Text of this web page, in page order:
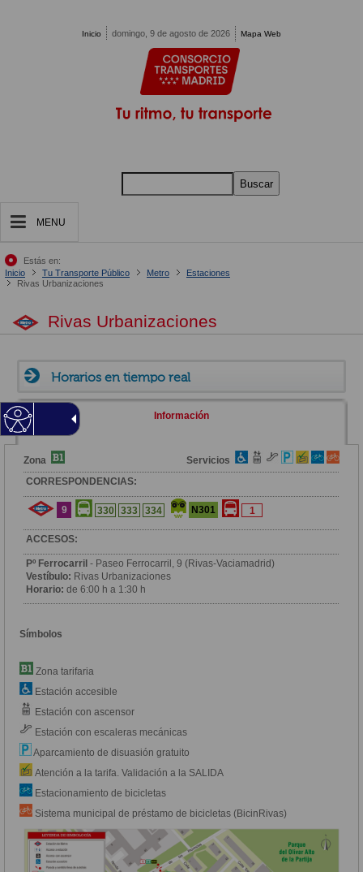
Inicio domingo, 9 de agosto de 2026 Mapa Web
Buscar
MENU
Estás en:
Inicio
Tu Transporte Público Metro
Estaciones
Rivas Urbanizaciones
Rivas Urbanizaciones
Horarios en tiempo real
Información
Zona
Servicios
CORRESPONDENCIAS:
9 330 333 334 N301 1
ACCESOS:
Pº Ferrocarril - Paseo Ferrocarril, 9 (Rivas-Vaciamadrid)
Vestíbulo: Rivas Urbanizaciones
Horario: de 6:00 h a 1:30 h
Símbolos
Zona tarifaria
Estación accesible
Estación con ascensor
Estación con escaleras mecánicas
Aparcamiento de disuasión gratuito
Atención a la tarifa. Validación a la SALIDA
Estacionamiento de bicicletas
Sistema municipal de préstamo de bicicletas (BicinRivas)